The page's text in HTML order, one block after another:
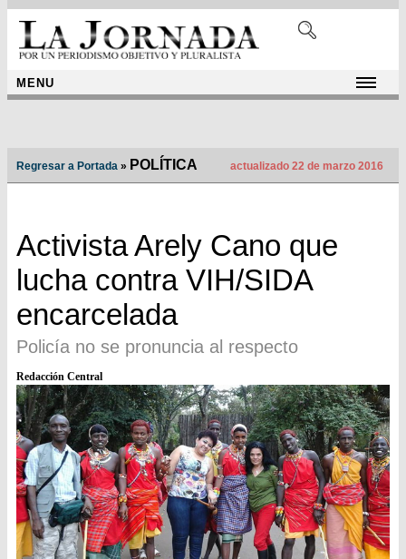
MENU
Regresar a Portada » POLÍTICA actualizado 22 de marzo 2016
Activista Arely Cano que
lucha contra VIH/SIDA
encarcelada
Policía no se pronuncia al respecto
Redacción Central